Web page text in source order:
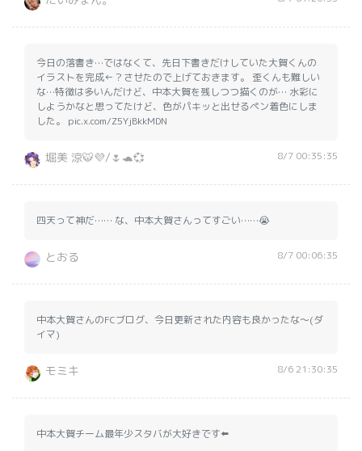
今日の落書き…ではなくて、先日下書きだけしていた大賀くんの
イラストを完成←？させたので上げておきます。 歪くんも難しい
な…特徴は多いんだけど、中本大賀を残しつつ描くのが… 水彩に
しようかなと思ってたけど、色がパキッと出せるペン着色にしま
した。 pic.x.com/Z5YjBkkMDN
堀美 涼🐯💜/🌷🐢💞 8/7 00:35:35
四天って神だ…… な、中本大賀さんってすごい……😭
とおる 8/7 00:06:35
中本大賀さんのFCブログ、今日更新された内容も良かったな〜(ダ
イマ)
モミキ 8/6 21:30:35
中本大賀チーム最年少スタバが大好きです⬅️